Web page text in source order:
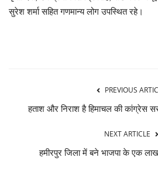
सुरेश शर्मा सहित गणमान्य लोग उपस्थित रहे।
PREVIOUS
हताश और निराश है हिमाचल की कांग्रेस
NEXT ARTICLE
हमीरपुर जिला में बने भाजपा के एक